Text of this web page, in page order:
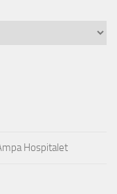
Hospitalet